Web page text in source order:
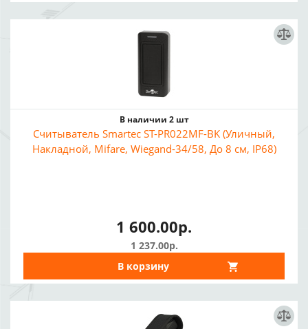
В наличии 2 шт
Считыватель Smartec ST-PR022MF-BK (Уличный,
Накладной, Mifare, Wiegand-34/58, До 8 см, IP68)
1 600.00р.
1 237.00р.
В корзину